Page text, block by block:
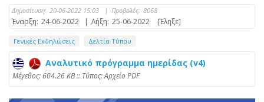
Δημοσίευση: 20-06-2022 15:03 | Προβολές: 8068
Έναρξη: 24-06-2022 | Λήξη: 25-06-2022 [Έληξε]
Γενικές Εκδηλώσεις Δελτία Τύπου
Αναλυτικό πρόγραμμα ημερίδας (v4)
Mέγεθος: 604.26 KB :: Τύπος: Αρχείο PDF